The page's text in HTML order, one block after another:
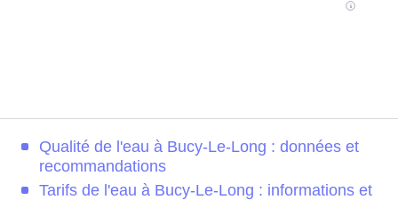
Qualité de l'eau à Bucy-Le-Long : données et
recommandations
Tarifs de l'eau à Bucy-Le-Long : informations et